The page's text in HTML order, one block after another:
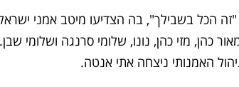
הכל בשבילך", בה הצדיעו מיטב אמני ישראל
כהן, מזי כהן, נונו, שלומי סרנגה ושלומי
האמנותי ניצחה אתי אנטה.